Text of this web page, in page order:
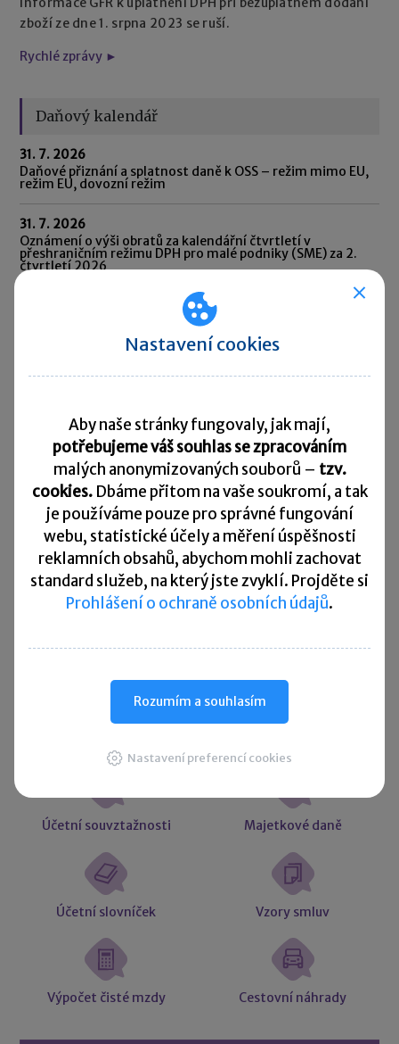
zboží ze dne 1. srpna 2023 se ruší.
Rychlé zprávy ►
Daňový kalendář
31. 7. 2026
Daňové přiznání a splatnost daně k OSS – režim mimo EU,
režim EU, dovozní režim
31. 7. 2026
Oznámení o výši obratů za kalendářní čtvrtletí v
přeshraničním režimu DPH pro malé podniky (SME) za 2.
čtvrtletí 2026
Oznámení CESOP (Centrální elektronický systém
platebních informací) za 2. čtvrtletí 2026
31. 7. 2026
10. 8. 2026
Splatnost daně za červen 2026
Přehled všech termínů ►
Kurzovní lístek
Načítám
Načítám
Účetní souvztažnosti Majetkové daně
Účetní slovníček Vzory smluv
Výpočet čisté mzdy Cestovní náhrady
Nastavení cookies
Aby naše stránky fungovaly, jak mají,
potřebujeme váš souhlas se zpracováním
malých anonymizovaných souborů – tzv.
cookies. Dbáme přitom na vaše soukromí, a tak
je používáme pouze pro správné fungování
webu, statistické účely a měření úspěšnosti
reklamních obsahů, abychom mohli zachovat
standard služeb, na který jste zvyklí. Projděte si
Prohlášení o ochraně osobních údajů.
Rozumím a souhlasím
Nastavení preferencí cookies